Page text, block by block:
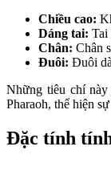
Chiều cao:
Dáng tai: Tai
Chân: Chân
Đuôi: Đuôi
Những tiêu chí này
Pharaoh, thể hiện
Đặc tính